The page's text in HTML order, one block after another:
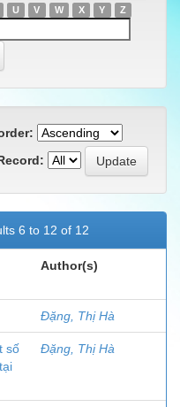
U V W X Y Z
6 to 12 of 12
Author(s)
Đặng, Thị Hà
số
Đặng, Thị Hà